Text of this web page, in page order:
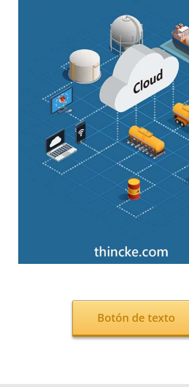
Botón de texto